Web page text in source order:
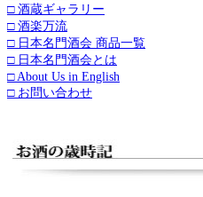
□ 酒蔵ギャラリー
□ 酒楽万流
□ 日本名門酒会 商品一覧
□ 日本名門酒会とは
□ About Us in English
□ お問い合わせ